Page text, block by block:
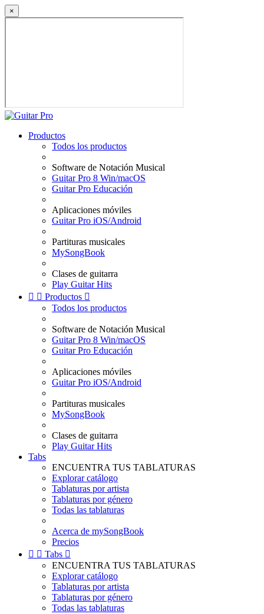
×
Productos
Todos los productos
Software de Notación Musical
Guitar Pro 8 Win/macOS
Guitar Pro Educación
Aplicaciones móviles
Guitar Pro iOS/Android
Partituras musicales
MySongBook
Clases de guitarra
Play Guitar Hits
  Productos 
Todos los productos
Software de Notación Musical
Guitar Pro 8 Win/macOS
Guitar Pro Educación
Aplicaciones móviles
Guitar Pro iOS/Android
Partituras musicales
MySongBook
Clases de guitarra
Play Guitar Hits
Tabs
ENCUENTRA TUS TABLATURAS
Explorar catálogo
Tablaturas por artista
Tablaturas por género
Todas las tablaturas
Acerca de mySongBook
Precios
  Tabs 
ENCUENTRA TUS TABLATURAS
Explorar catálogo
Tablaturas por artista
Tablaturas por género
Todas las tablaturas